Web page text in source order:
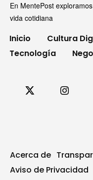
En MentePost
vida cotidiana
Inicio Cultura
Tecnología
Acerca de
Aviso de Privacidad